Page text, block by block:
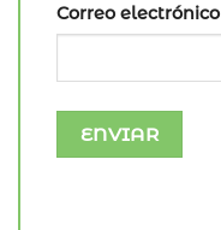
Correo electrónico